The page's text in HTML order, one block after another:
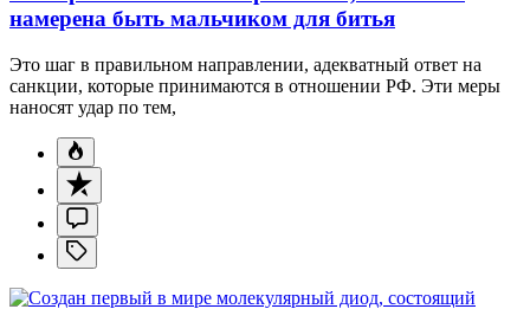
намерена быть мальчиком для битья
Это шаг в правильном направлении, адекватный ответ на
санкции, которые принимаются в отношении РФ. Эти меры
наносят удар по тем,